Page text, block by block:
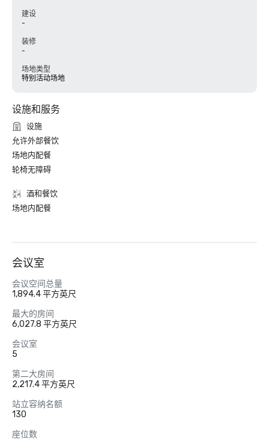
建设
-
装修
-
场地类型
特别活动场地
设施和服务
设施
允许外部餐饮
场地内配餐
轮椅无障碍
酒和餐饮
场地内配餐
会议室
会议空间总量
1,894.4 平方英尺
最大的房间
6,027.8 平方英尺
会议室
5
第二大房间
2,217.4 平方英尺
站立容纳名额
130
座位数